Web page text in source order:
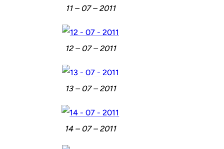
11 – 07 – 2011
12 – 07 – 2011
13 – 07 – 2011
14 – 07 – 2011